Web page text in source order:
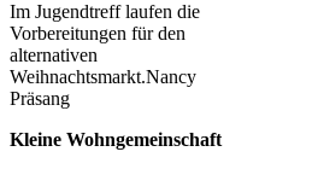
Im Jugendtreff laufen die
Vorbereitungen für den
alternativen
Weihnachtsmarkt.Nancy
Präsang
Kleine Wohngemeinschaft